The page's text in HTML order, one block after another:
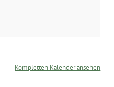
Kompletten Kalender ansehen